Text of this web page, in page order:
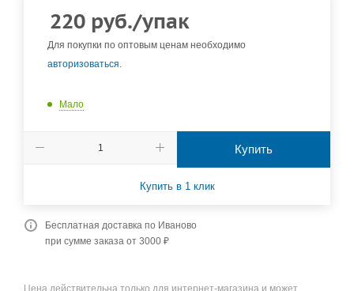
220 руб./упак
Для покупки по оптовым ценам необходимо
авторизоваться.
Мало
Купить
Купить в 1 клик
Бесплатная доставка по Иваново
при сумме заказа от 3000 ₽
Цена действительна только для интернет-магазина и может